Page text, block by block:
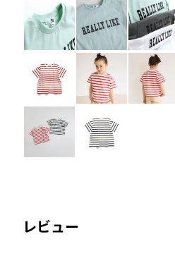
レビュー